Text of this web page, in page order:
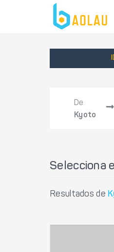
De
Kyoto
Selecciona
Resultados de